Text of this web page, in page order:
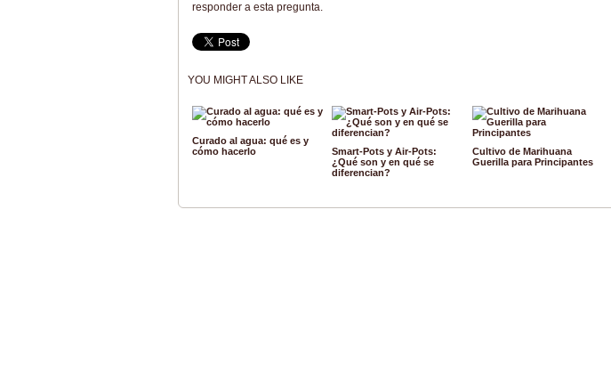
responder a esta pregunta.
YOU MIGHT ALSO LIKE
Curado al agua: qué es y
cómo hacerlo
Smart-Pots y Air-Pots:
¿Qué son y en qué se
diferencian?
Cultivo de Marihuana
Guerilla para Principantes